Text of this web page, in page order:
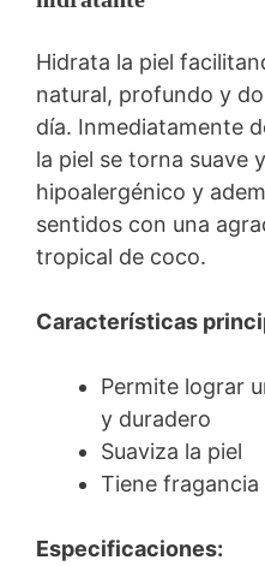
Hidrata la piel
natural, profundo y
día. Inmediatamente
la piel se torna suave
hipoalergénico y
sentidos con una
tropical de coco.
Características
Permite lograr
y duradero
Suaviza la piel
Tiene
Especificaciones: